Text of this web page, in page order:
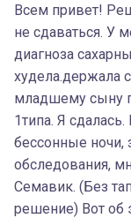
Всем привет!
не сдаваться. У
диагноза
худела.держала
младшему сыну
1типа. Я
бессонные ночи,
обследования,
Семавик. (Без
решение) Вот об